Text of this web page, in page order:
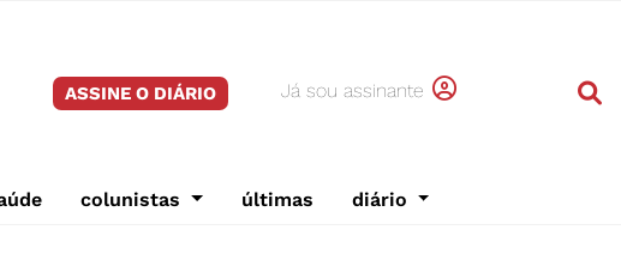
ASSINE O DIÁRIO Já sou assinante
colunistas últimas diário